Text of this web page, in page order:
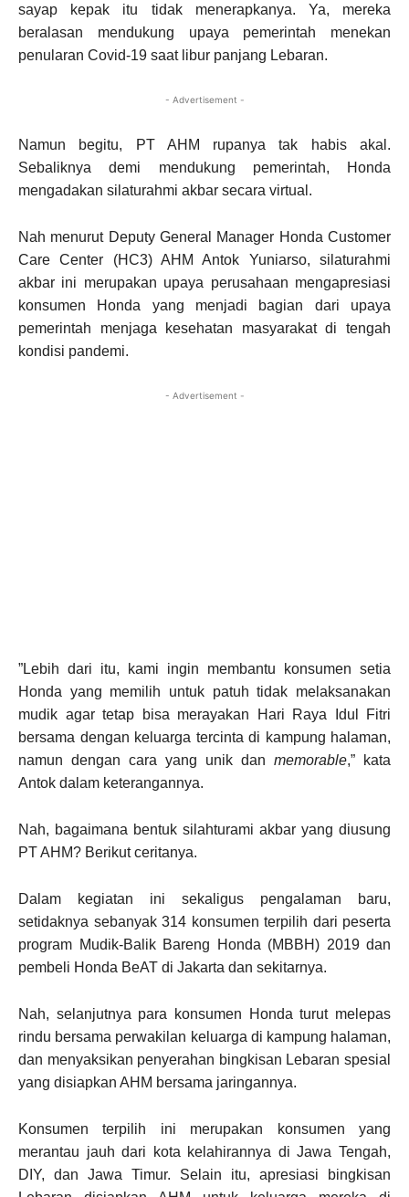
sayap kepak itu tidak menerapkanya. Ya, mereka
beralasan mendukung upaya pemerintah menekan
penularan Covid-19 saat libur panjang Lebaran.
- Advertisement -
Namun begitu, PT AHM rupanya tak habis akal.
Sebaliknya demi mendukung pemerintah, Honda
mengadakan silaturahmi akbar secara virtual.
Nah menurut Deputy General Manager Honda Customer
Care Center (HC3) AHM Antok Yuniarso, silaturahmi
akbar ini merupakan upaya perusahaan mengapresiasi
konsumen Honda yang menjadi bagian dari upaya
pemerintah menjaga kesehatan masyarakat di tengah
kondisi pandemi.
- Advertisement -
”Lebih dari itu, kami ingin membantu konsumen setia
Honda yang memilih untuk patuh tidak melaksanakan
mudik agar tetap bisa merayakan Hari Raya Idul Fitri
bersama dengan keluarga tercinta di kampung halaman,
namun dengan cara yang unik dan memorable,” kata
Antok dalam keterangannya.
Nah, bagaimana bentuk silahturami akbar yang diusung
PT AHM? Berikut ceritanya.
Dalam kegiatan ini sekaligus pengalaman baru,
setidaknya sebanyak 314 konsumen terpilih dari peserta
program Mudik-Balik Bareng Honda (MBBH) 2019 dan
pembeli Honda BeAT di Jakarta dan sekitarnya.
Nah, selanjutnya para konsumen Honda turut melepas
rindu bersama perwakilan keluarga di kampung halaman,
dan menyaksikan penyerahan bingkisan Lebaran spesial
yang disiapkan AHM bersama jaringannya.
Konsumen terpilih ini merupakan konsumen yang
merantau jauh dari kota kelahirannya di Jawa Tengah,
DIY, dan Jawa Timur. Selain itu, apresiasi bingkisan